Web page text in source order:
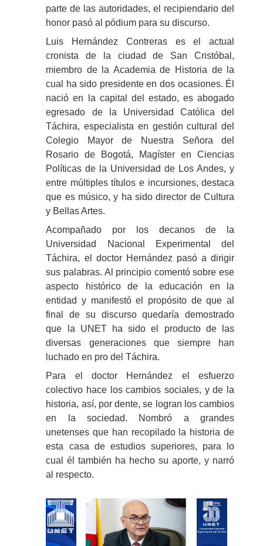
parte de las autoridades, el recipiendario del
honor pasó al pódium para su discurso.
Luis Hernández Contreras es el actual
cronista de la ciudad de San Cristóbal,
miembro de la Academia de Historia de la
cual ha sido presidente en dos ocasiones. Él
nació en la capital del estado, es abogado
egresado de la Universidad Católica del
Táchira, especialista en gestión cultural del
Colegio Mayor de Nuestra Señora del
Rosario de Bogotá, Magíster en Ciencias
Políticas de la Universidad de Los Andes, y
entre múltiples títulos e incursiones, destaca
que es músico, y ha sido director de Cultura
y Bellas Artes.
Acompañado por los decanos de la
Universidad Nacional Experimental del
Táchira, el doctor Hernández pasó a dirigir
sus palabras. Al principio comentó sobre ese
aspecto histórico de la educación en la
entidad y manifestó el propósito de que al
final de su discurso quedaría demostrado
que la UNET ha sido el producto de las
diversas generaciones que siempre han
luchado en pro del Táchira.
Para el doctor Hernández el esfuerzo
colectivo hace los cambios sociales, y de la
historia, así, por dente, se logran los cambios
en la sociedad. Nombró a grandes
unetenses que han recopilado la historia de
esta casa de estudios superiores, para lo
cual él también ha hecho su aporte, y narró
al respecto.